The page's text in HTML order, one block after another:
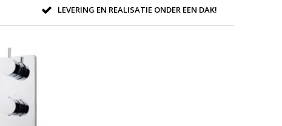
LEVERING EN REALISATIE ONDER EEN DAK!